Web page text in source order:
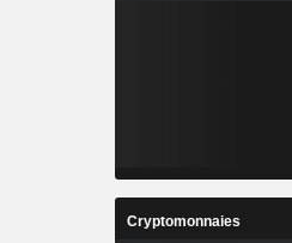
Cryptomonnaies